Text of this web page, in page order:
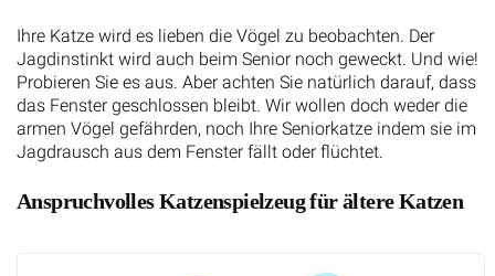
Ihre Katze wird es lieben die Vögel zu beobachten. Der
Jagdinstinkt wird auch beim Senior noch geweckt. Und wie!
Probieren Sie es aus. Aber achten Sie natürlich darauf, dass
das Fenster geschlossen bleibt. Wir wollen doch weder die
armen Vögel gefährden, noch Ihre Seniorkatze indem sie im
Jagdrausch aus dem Fenster fällt oder flüchtet.
Anspruchvolles Katzenspielzeug für ältere Katzen